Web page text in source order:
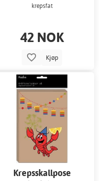
krepsfat
42 NOK
Kjøp
Krepsskallpose